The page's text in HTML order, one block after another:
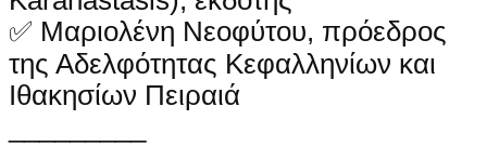
✅ Μαριολένη Νεοφύτου, πρόεδρος
της Αδελφότητας Κεφαλληνίων και
Ιθακησίων Πειραιά